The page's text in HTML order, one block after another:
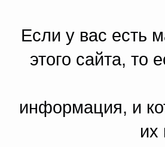
Если у вас есть
этого сайта, то
информация, и
их